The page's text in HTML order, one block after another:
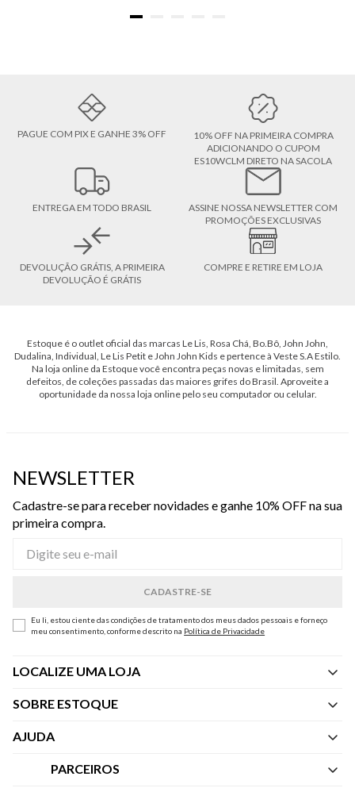
PAGUE COM PIX E GANHE 3% OFF
10% OFF NA PRIMEIRA COMPRA
ADICIONANDO O CUPOM
ES10WCLM DIRETO NA SACOLA
ENTREGA EM TODO BRASIL
ASSINE NOSSA NEWSLETTER COM
PROMOÇÕES EXCLUSIVAS
DEVOLUÇÃO GRÁTIS, A PRIMEIRA
DEVOLUÇÃO É GRÁTIS
COMPRE E RETIRE EM LOJA
Estoque é o outlet oficial das marcas Le Lis, Rosa Chá, Bo.Bô, John John,
Dudalina, Individual, Le Lis Petit e John John Kids e pertence à Veste S.A Estilo.
Na loja online da Estoque você encontra peças novas e limitadas, sem
defeitos, de coleções passadas das maiores grifes do Brasil. Aproveite a
oportunidade da nossa loja online pelo seu computador ou celular.
NEWSLETTER
Cadastre-se para receber novidades e ganhe 10% OFF na sua
primeira compra.
Eu li, estou ciente das condições de tratamento dos meus dados pessoais e forneço
meu consentimento, conforme descrito na Política de Privacidade
LOCALIZE UMA LOJA
SOBRE ESTOQUE
Quem Somos
AJUDA
Central de Atendimento
PARCEIROS